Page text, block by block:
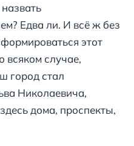
Едва ли. И всё ж без
этот
всяком случае,
город стал
Николаевича,
дома, проспекты,